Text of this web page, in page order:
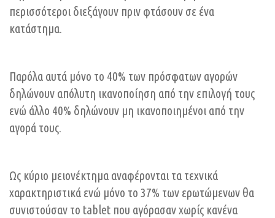
περισσότεροι διεξάγουν πριν φτάσουν σε ένα
κατάστημα.
Παρόλα αυτά μόνο το 40% των πρόσφατων αγορών
δηλώνουν απόλυτη ικανοποίηση από την επιλογή τους
ενώ άλλο 40% δηλώνουν μη ικανοποιημένοι από την
αγορά τους.
Ως κύριο μειονέκτημα αναφέρονται τα τεχνικά
χαρακτηριστικά ενώ μόνο το 37% των ερωτώμενων θα
συνιστούσαν το tablet που αγόρασαν χωρίς κανένα